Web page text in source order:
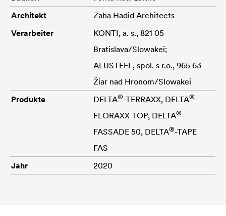
Architekt
Zaha Hadid Architects
Verarbeiter
KONTI, a. s., 821 05
Bratislava/Slowakei;
ALUSTEEL, spol. s r.o., 965 63
Žiar nad Hronom/Slowakei
Produkte
DELTA®-TERRAXX, DELTA®-
FLORAXX TOP, DELTA®-
FASSADE 50, DELTA®-TAPE
FAS
Jahr
2020